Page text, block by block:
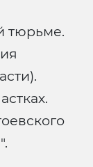
тюрьме.